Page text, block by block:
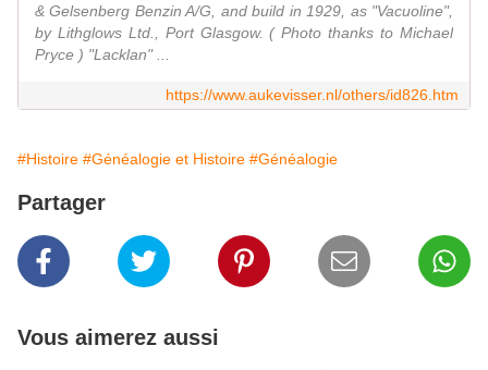
& Gelsenberg Benzin A/G, and build in 1929, as "Vacuoline",
by Lithglows Ltd., Port Glasgow. ( Photo thanks to Michael
Pryce ) "Lacklan" ...
https://www.aukevisser.nl/others/id826.htm
#Histoire #Généalogie et Histoire #Généalogie
Partager
Vous aimerez aussi